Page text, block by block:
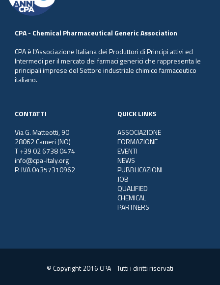
CPA - Chemical Pharmaceutical Generic Association
CPA è l'Associazione Italiana dei Produttori di Principi attivi ed
Intermedi per il mercato dei farmaci generici che rappresenta le
principali imprese del Settore industriale chimico farmaceutico
italiano.
CONTATTI
Via G. Matteotti, 90
28062 Cameri (NO)
T +39 02 6738 0474
info@cpa-italy.org
P. IVA 04357310962
QUICK LINKS
ASSOCIAZIONE
FORMAZIONE
EVENTI
NEWS
PUBBLICAZIONI
JOB
QUALIFIED
CHEMICAL
PARTNERS
© Copyright 2016 CPA - Tutti i diritti riservati